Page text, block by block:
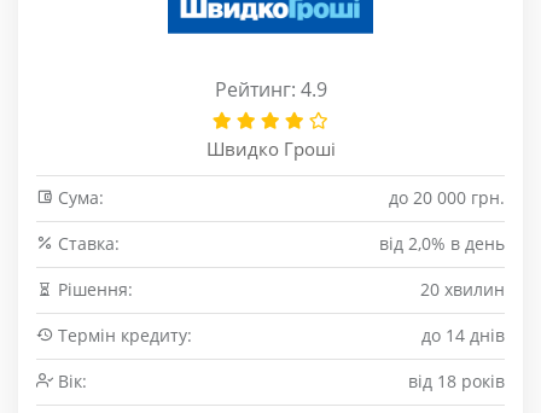
Рейтинг: 4.9
Швидко Гроші
Сума:
до 20 000 грн.
Cтавка:
від 2,0% в день
Рішення:
20 хвилин
Термін кредиту:
до 14 днів
Вік:
від 18 років